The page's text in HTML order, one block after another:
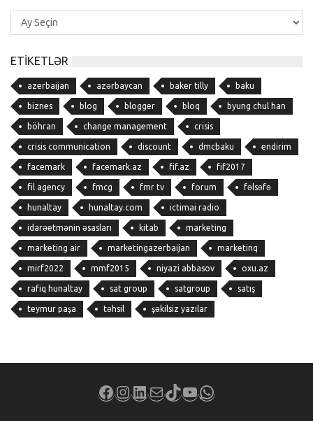
Yazı
Arxivi
ETIKETLƏR
azerbaijan azərbaycan baker tilly baku
biznes blog blogger bloq byung chul han
böhran change management crisis
crisis communication discount dmcbaku endirim
facemark facemark.az fif.az fif2017
fil agency fmcg fmr tv forum fəlsəfə
hunaltay hunaltay.com ictimai radio
idarəetmənin əsasları kitab marketing
marketing air marketingazerbaijan marketinq
mirf2022 mmf2015 niyazi abbasov oxu.az
rafiq hunaltay sat group satgroup satış
teymur paşa təhsil şəkilsiz yazılar
Facebook
Instagram
LinkedIn
MailTikTok
YouTube
WhatsApp